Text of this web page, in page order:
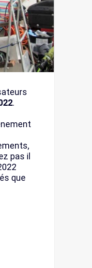
.
pas il
que